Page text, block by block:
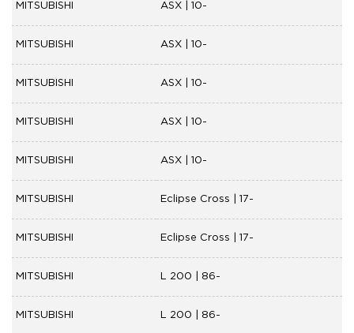
MITSUBISHI ASX | 10-
MITSUBISHI ASX | 10-
MITSUBISHI ASX | 10-
MITSUBISHI ASX | 10-
MITSUBISHI ASX | 10-
MITSUBISHI Eclipse Cross | 17-
MITSUBISHI Eclipse Cross | 17-
MITSUBISHI L 200 | 86-
MITSUBISHI L 200 | 86-